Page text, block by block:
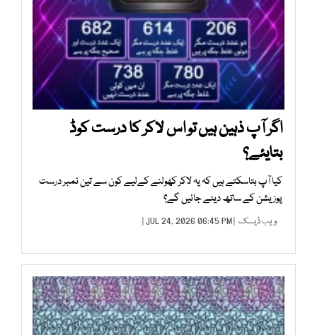
اگر آپ ذہین ہیں تو اس لاکر کا درست کوڈ
بتایئے؟
کیا آپ بتاسکتے ہیں کہ یہ لاکر کھولنے کےلیے کون سے تین نمبر درست
پوزیشن کے ساتھ دیئے جائیں گے؟
ویب ڈیسک | JUL 24, 2026 06:45 PM |